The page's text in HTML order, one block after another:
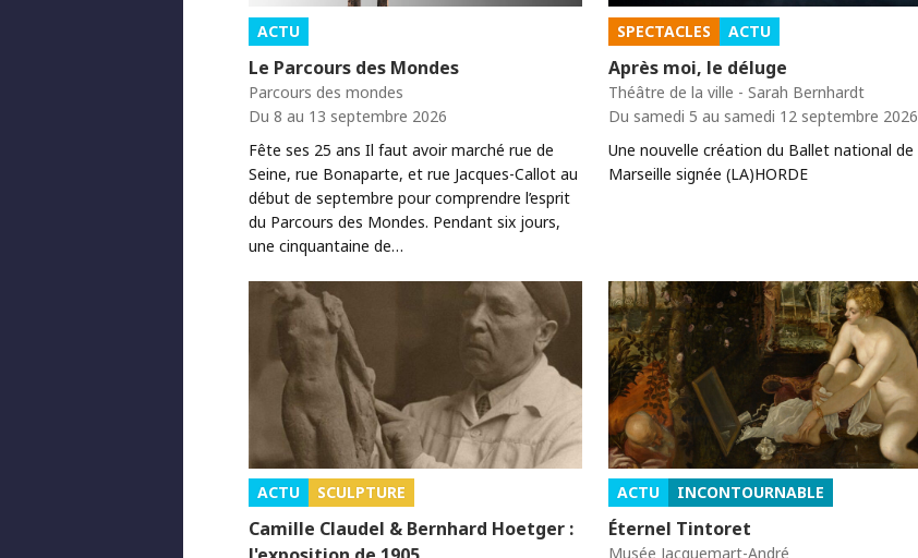
ACTU
Le Parcours des Mondes
Parcours des mondes
Du 8 au 13 septembre 2026
Fête ses 25 ans Il faut avoir marché rue de
Seine, rue Bonaparte, et rue Jacques-Callot au
début de septembre pour comprendre l’esprit
du Parcours des Mondes. Pendant six jours,
une cinquantaine de…
SPECTACLES ACTU
Après moi, le déluge
Théâtre de la ville - Sarah Bernhardt
Du samedi 5 au samedi 12 septembre 2026
Une nouvelle création du Ballet national de
Marseille signée (LA)HORDE
ACTU SCULPTURE
Camille Claudel & Bernhard Hoetger :
ACTU INCONTOURNABLE
Éternel Tintoret
Musée Jacquemart-André